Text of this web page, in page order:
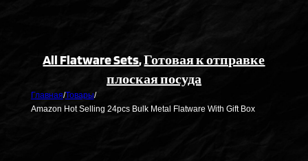
All Flatware Sets,Готовая к отправке
плоская посуда
Главная/Товары/
Amazon Hot Selling 24pcs Bulk Metal Flatware With Gift Box